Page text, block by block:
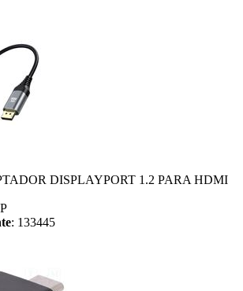
DISPLAYPORT 1.2 PARA HDMI
: 133445